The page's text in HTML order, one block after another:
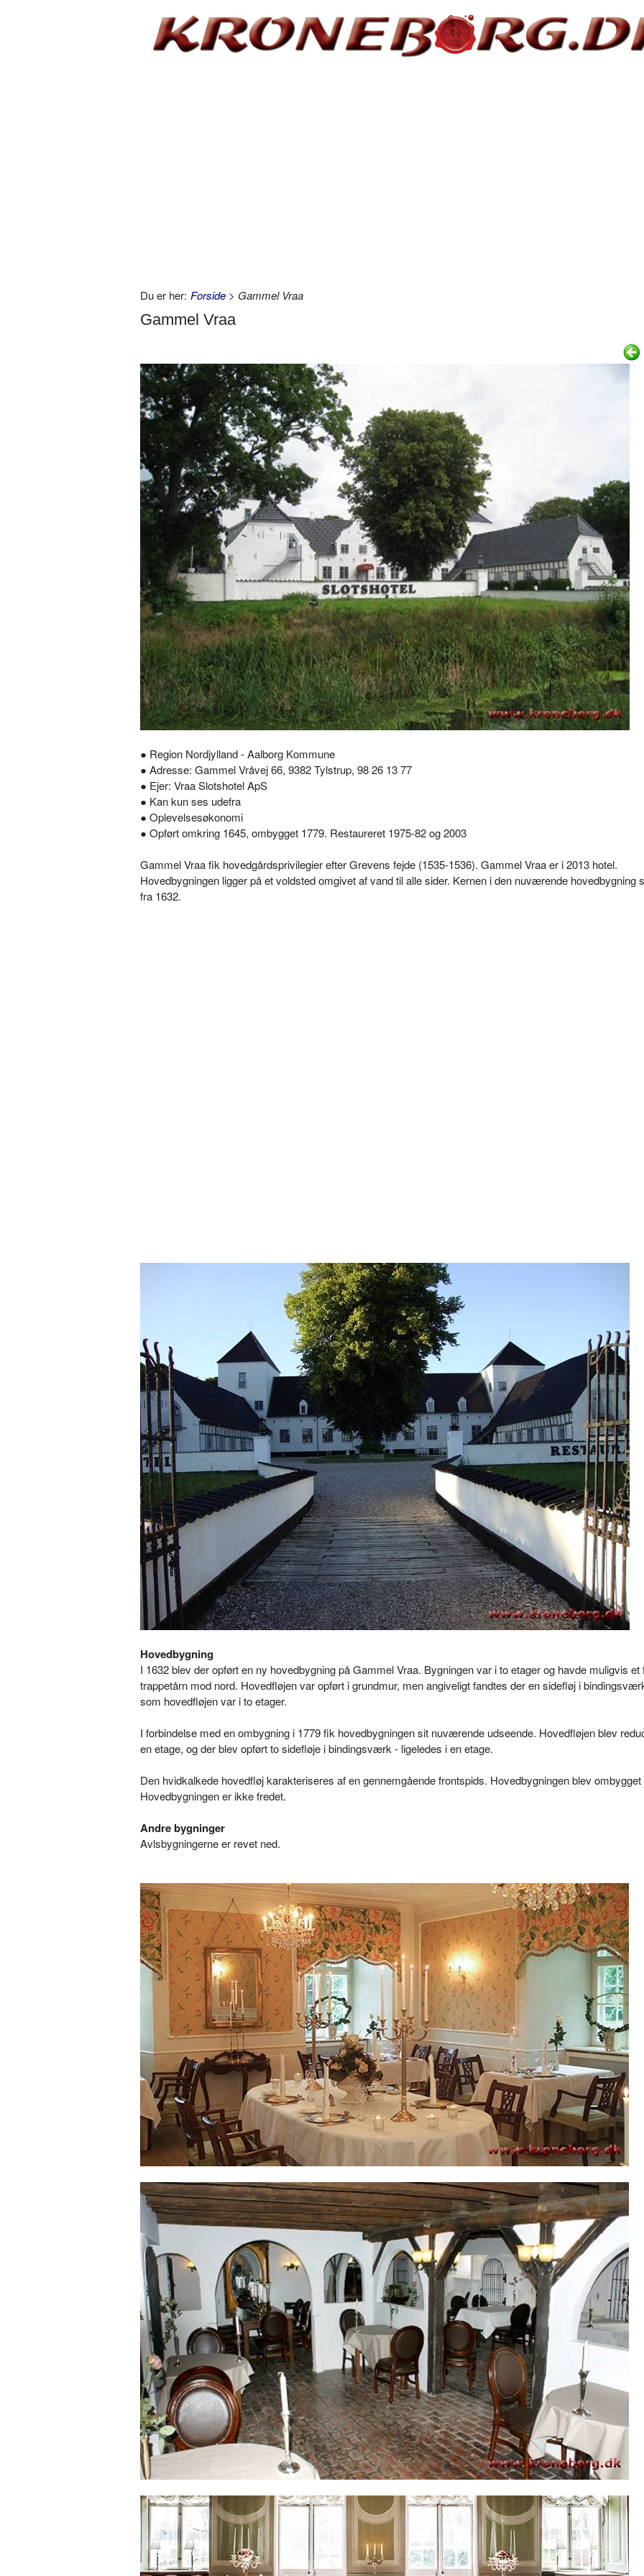
Du er her: Forside > Gammel Vraa
Gammel Vraa
● Region Nordjylland - Aalborg Kommune
● Adresse: Gammel Vråvej 66, 9382 Tylstrup, 98 26 13 77
● Ejer: Vraa Slotshotel ApS
● Kan kun ses udefra
● Oplevelsesøkonomi
● Opført omkring 1645, ombygget 1779. Restaureret 1975-82 og 2003
Gammel Vraa fik hovedgårdsprivilegier efter Grevens fejde (1535-1536). Gammel Vraa er i 2013 hotel.
Hovedbygningen ligger på et voldsted omgivet af vand til alle sider. Kernen i den nuværende hovedbygning
fra 1632.
Hovedbygning
I 1632 blev der opført en ny hovedbygning på Gammel Vraa. Bygningen var i to etager og havde muligvis et
trappetårn mod nord. Hovedfløjen var opført i grundmur, men angiveligt fandtes der en sidefløj i
som hovedfløjen var i to etager.
I forbindelse med en ombygning i 1779 fik hovedbygningen sit nuværende udseende. Hovedfløjen blev
en etage, og der blev opført to sidefløje i bindingsværk - ligeledes i en etage.
Den hvidkalkede hovedfløj karakteriseres af en gennemgående frontspids. Hovedbygningen blev ombygget
Hovedbygningen er ikke fredet.
Andre bygninger
Avlsbygningerne er revet ned.